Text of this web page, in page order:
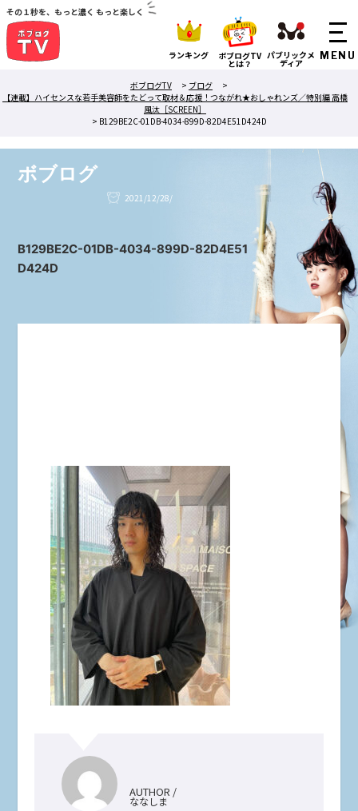
その１秒を、もっと濃く もっと楽しく
ランキング ボブログTV
とは？
パブリックメ
ディア
ボブログTV
> ブログ
>
【連載】ハイセンスな若手美容師をたどって取材＆応援！つながれ★おしゃれンズ／特別編 高橋
風汰［SCREEN］
> B129BE2C-01DB-4034-899D-82D4E51D424D
ボブログ
2021/12/28/
B129BE2C-01DB-4034-899D-82D4E51
D424D
AUTHOR /
ななしま